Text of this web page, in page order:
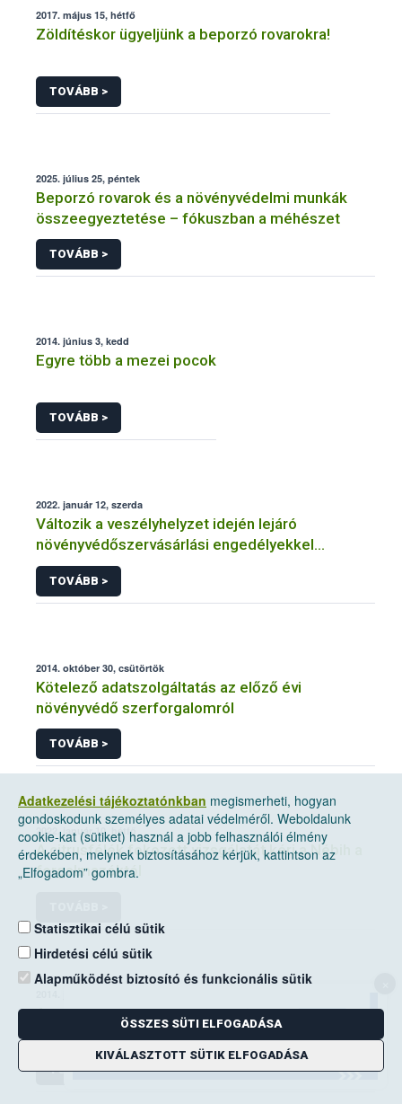
2017. május 15, hétfő
Zöldítéskor ügyeljünk a beporzó rovarokra!
TOVÁBB >
2025. július 25, péntek
Beporzó rovarok és a növényvédelmi munkák
összeegyeztetése – fókuszban a méhészet
TOVÁBB >
2014. június 3, kedd
Egyre több a mezei pocok
TOVÁBB >
2022. január 12, szerda
Változik a veszélyhelyzet idején lejáró
növényvédőszervásárlási engedélyekkel
kapcsolatos szabályozás
TOVÁBB >
2014. október 30, csütörtök
Kötelező adatszolgáltatás az előző évi
növényvédő szerforgalomról
TOVÁBB >
2022. január 10, hétfő
A citrusfélék fokozott vizsgálatát kéri a Nébih a
forgalmazóktól
A mezei pocok elleni védekezési kötelezettség
a földhasználók kiemelt feladata
TOVÁBB >
Adatkezelési tájékoztatónkban megismerheti, hogyan
gondoskodunk személyes adatai védelméről. Weboldalunk
cookie-kat (sütiket) használ a jobb felhasználói élmény
érdekében, melynek biztosításához kérjük, kattintson az
„Elfogadom” gombra.
Statisztikai célú sütik
Hirdetési célú sütik
Alapműködést biztosító és funkcionális sütik
ÖSSZES SÜTI ELFOGADÁSA
KIVÁLASZTOTT SÜTIK ELFOGADÁSA